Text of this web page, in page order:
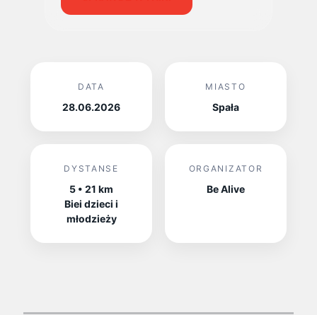
DATA
28.06.2026
MIASTO
Spała
DYSTANSE
5 • 21 km
Biei dzieci i
młodzieży
ORGANIZATOR
Be Alive